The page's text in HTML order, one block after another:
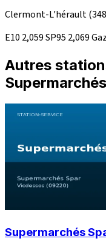
Clermont-L'hérault
E10 2,059SP95 2,069
Autres
Supermarchés